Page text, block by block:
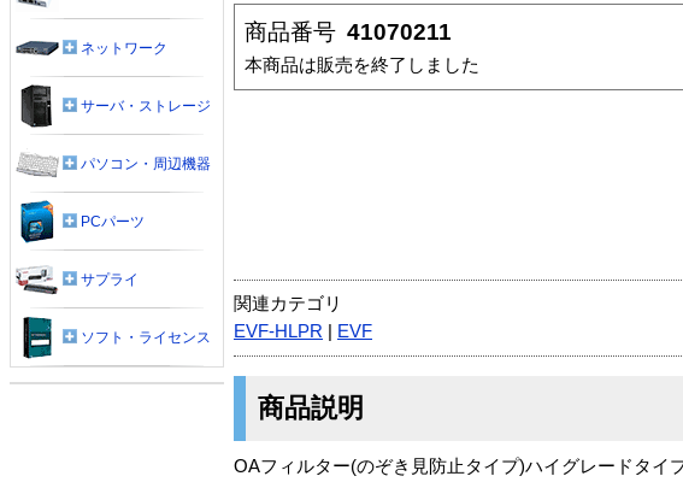
商品番号 41070211
本商品は販売を終了しました
関連カテゴリ
EVF-HLPR
EVF
商品説明
OAフィルター(のぞき見防止タイプ)ハイグレードタイ
ネットワーク
サーバ・ストレージ
パソコン・周辺機器
PCパーツ
サプライ
ソフト・ライセンス